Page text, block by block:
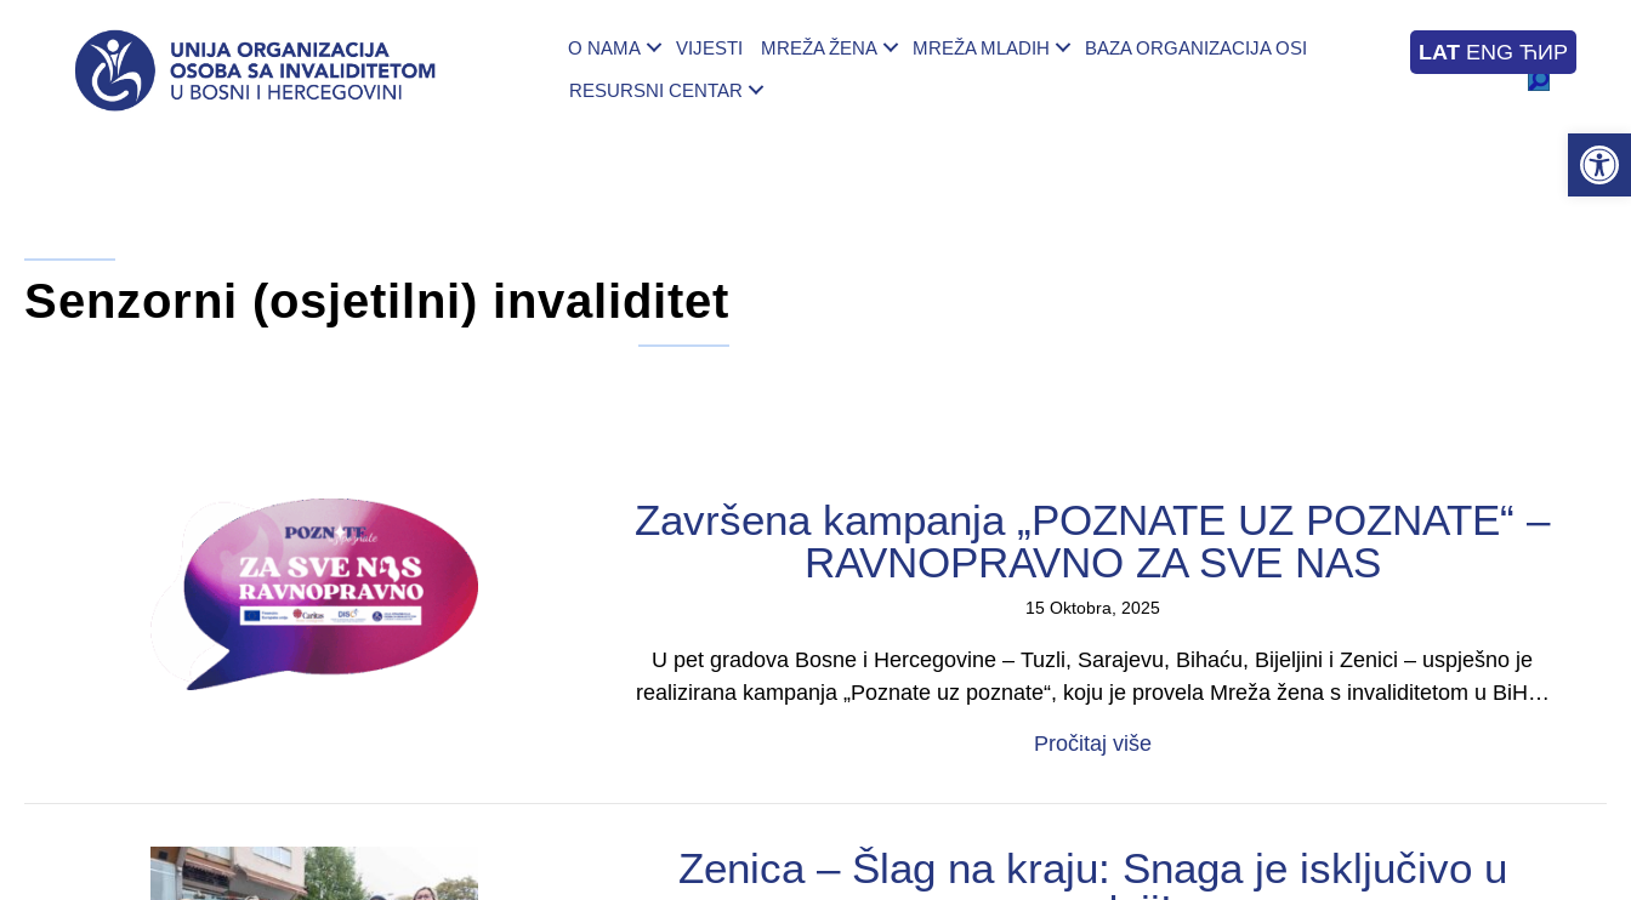
O NAMA VIJESTI MREŽA ŽENA MREŽA MLADIH BAZA ORGANIZACIJA OSI
RESURSNI CENTAR
LAT ENG ЋИР
Senzorni (osjetilni) invaliditet
Završena kampanja „POZNATE UZ POZNATE“ –
RAVNOPRAVNO ZA SVE NAS
15 Oktobra, 2025
U pet gradova Bosne i Hercegovine – Tuzli, Sarajevu, Bihaću, Bijeljini i Zenici – uspješno je
realizirana kampanja „Poznate uz poznate“, koju je provela Mreža žena s invaliditetom u BiH…
Pročitaj višeabout Završena kampanja „POZNATE UZ
Zenica – Šlag na kraju: Snaga je isključivo u